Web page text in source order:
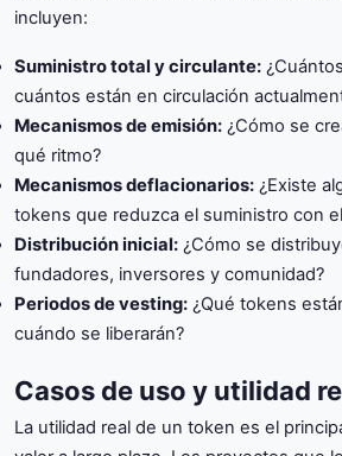
incluyen:
Suministro total y circulante:
cuántos están en circulación
Mecanismos de emisión: ¿Cómo se
qué ritmo?
Mecanismos deflacionarios: ¿Existe
tokens que reduzca el suministro con
Distribución inicial: ¿Cómo se
fundadores, inversores y comunidad?
Periodos de vesting: ¿Qué tokens
cuándo se liberarán?
Casos de uso y utilidad
La utilidad real de un token es el